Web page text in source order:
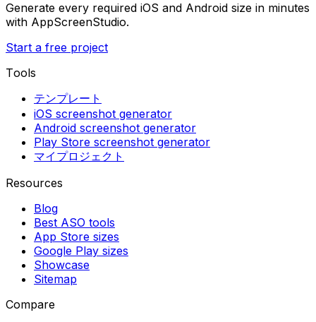
Generate every required iOS and Android size in minutes
with AppScreenStudio.
Start a free project
Tools
テンプレート
iOS screenshot generator
Android screenshot generator
Play Store screenshot generator
マイプロジェクト
Resources
Blog
Best ASO tools
App Store sizes
Google Play sizes
Showcase
Sitemap
Compare